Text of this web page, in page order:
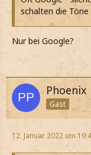
schalten die
Nur bei Google?
Phoenix
Gast
12. Januar 2022 um